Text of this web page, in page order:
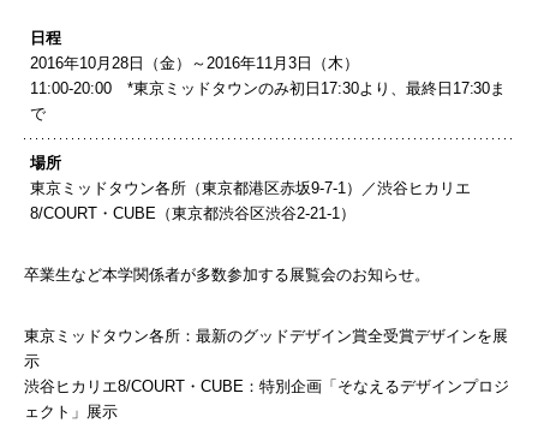
日程
2016年10月28日（金）～2016年11月3日（木）
11:00-20:00 *東京ミッドタウンのみ初日17:30より、最終日17:30ま
で
場所
東京ミッドタウン各所（東京都港区赤坂9-7-1）／渋谷ヒカリエ
8/COURT・CUBE（東京都渋谷区渋谷2-21-1）
卒業生など本学関係者が多数参加する展覧会のお知らせ。
東京ミッドタウン各所：最新のグッドデザイン賞全受賞デザインを展
示
渋谷ヒカリエ8/COURT・CUBE：特別企画「そなえるデザインプロジ
ェクト」展示